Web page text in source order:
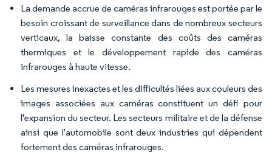
La demande accrue de caméras infrarouges est portée par le
besoin croissant de surveillance dans de nombreux secteurs
verticaux, la baisse constante des coûts des caméras
thermiques et le développement rapide des caméras
infrarouges à haute vitesse.
Les mesures inexactes et les difficultés liées aux couleurs des
images associées aux caméras constituent un défi pour
l'expansion du secteur. Les secteurs militaire et de la défense
ainsi que l'automobile sont deux industries qui dépendent
fortement des caméras infrarouges.